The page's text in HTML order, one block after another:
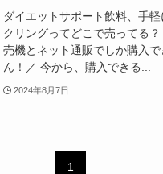
ダイエットサポート飲料、手
クリングってどこで売ってる
売機とネット通販でしか購入
ん！／ 今から、購入できる...
2024年8月7日
1